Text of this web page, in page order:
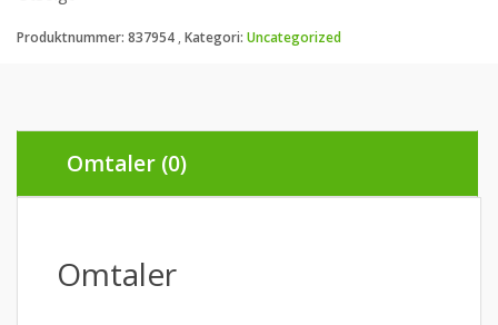
Produktnummer: 837954 Kategori: Uncategorized
Omtaler (0)
Omtaler